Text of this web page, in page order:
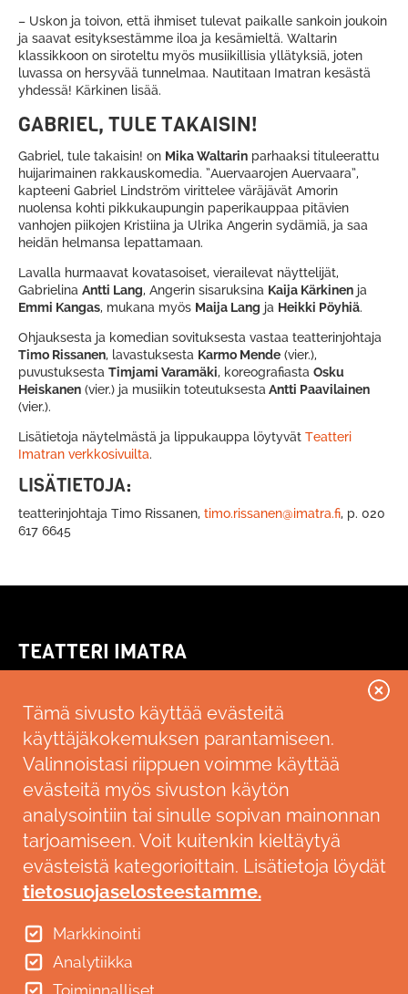
– Uskon ja toivon, että ihmiset tulevat paikalle sankoin joukoin
ja saavat esityksestämme iloa ja kesämieltä. Waltarin
klassikkoon on siroteltu myös musiikillisia yllätyksiä, joten
luvassa on hersyvää tunnelmaa. Nautitaan Imatran kesästä
yhdessä! Kärkinen lisää.
GABRIEL, TULE TAKAISIN!
Gabriel, tule takaisin! on Mika Waltarin parhaaksi tituleerattu
huijarimainen rakkauskomedia. ”Auervaarojen Auervaara”,
kapteeni Gabriel Lindström virittelee väräjävät Amorin
nuolensa kohti pikkukaupungin paperikauppaa pitävien
vanhojen piikojen Kristiina ja Ulrika Angerin sydämiä, ja saa
heidän helmansa lepattamaan.
Lavalla hurmaavat kovatasoiset, vierailevat näyttelijät,
Gabrielina Antti Lang, Angerin sisaruksina Kaija Kärkinen ja
Emmi Kangas, mukana myös Maija Lang ja Heikki Pöyhiä.
Ohjauksesta ja komedian sovituksesta vastaa teatterinjohtaja
Timo Rissanen, lavastuksesta Karmo Mende (vier.),
puvustuksesta Timjami Varamäki, koreografiasta Osku
Heiskanen (vier.) ja musiikin toteutuksesta Antti Paavilainen
(vier.).
Lisätietoja näytelmästä ja lippukauppa löytyvät Teatteri
Imatran verkkosivuilta.
LISÄTIETOJA:
teatterinjohtaja Timo Rissanen, timo.rissanen@imatra.fi, p. 020
617 6645
TEATTERI IMATRA
Saavutettavuusseloste
LIPUNMYYNTI
Ticketmaster p. 0600 10 800 (2,00€ €/min+pvm)
Imatran lipunmyynti
RYHMÄMYYNTI
p. 020 617 6647 arkisin klo 9-12
teatteri@imatra.fi
Tämä sivusto käyttää evästeitä
käyttäjäkokemuksen parantamiseen.
Valinnoistasi riippuen voimme käyttää
evästeitä myös sivuston käytön
analysointiin tai sinulle sopivan mainonnan
tarjoamiseen. Voit kuitenkin kieltäytyä
evästeistä kategorioittain. Lisätietoja löydät
tietosuojaselosteestamme.
Markkinointi
Analytiikka
Toiminnalliset